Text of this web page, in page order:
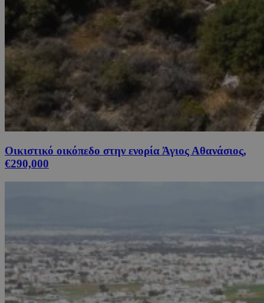
Οικιστικό οικόπεδο στην ενορία Άγιος Αθανάσιος,
€290,000